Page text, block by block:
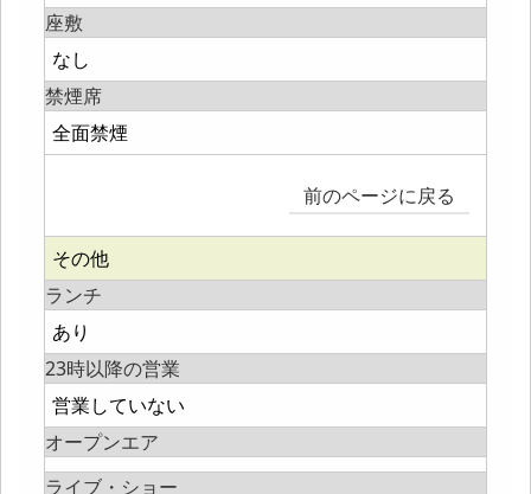
座敷
なし
禁煙席
全面禁煙
前のページに戻る
その他
ランチ
あり
23時以降の営業
営業していない
オープンエア
ライブ・ショー